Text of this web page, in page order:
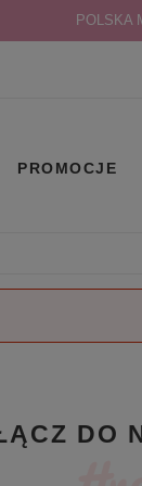
POLSKA
PROMOCJE
DO